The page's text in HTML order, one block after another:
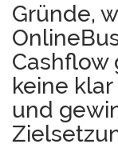
Gründe,
Cashflow
keine
und